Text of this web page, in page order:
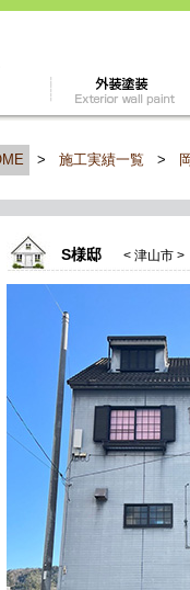
> 施工実績一覧 >
S様邸 < 津山市 >